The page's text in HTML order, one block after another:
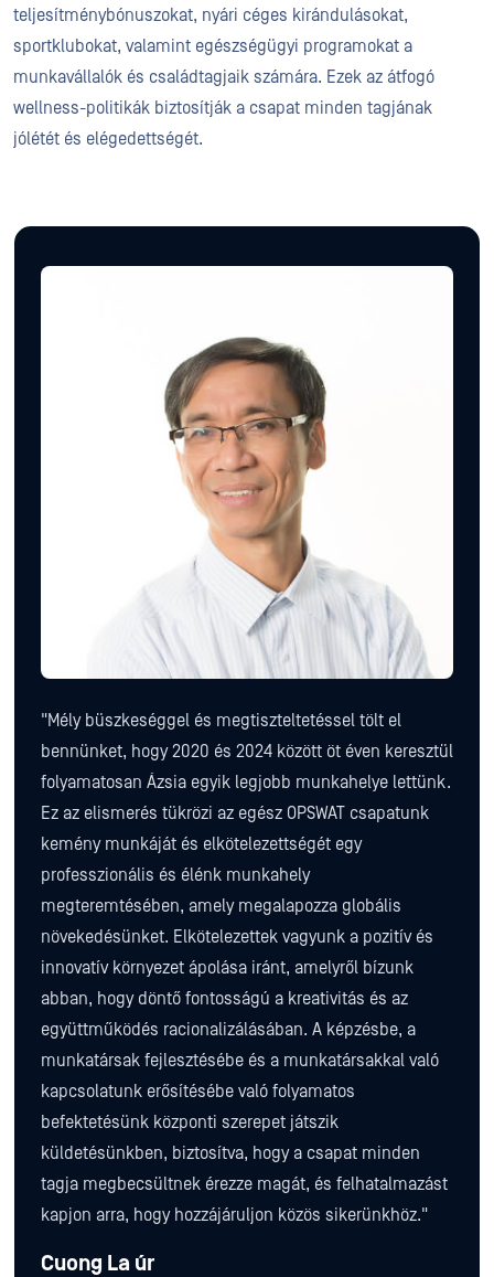
teljesítménybónuszokat, nyári céges kirándulásokat,
sportklubokat, valamint egészségügyi programokat a
munkavállalók és családtagjaik számára. Ezek az átfogó
wellness-politikák biztosítják a csapat minden tagjának
jólétét és elégedettségét.
"Mély büszkeséggel és megtiszteltetéssel tölt el
bennünket, hogy 2020 és 2024 között öt éven keresztül
folyamatosan Ázsia egyik legjobb munkahelye lettünk.
Ez az elismerés tükrözi az egész OPSWAT csapatunk
kemény munkáját és elkötelezettségét egy
professzionális és élénk munkahely
megteremtésében, amely megalapozza globális
növekedésünket. Elkötelezettek vagyunk a pozitív és
innovatív környezet ápolása iránt, amelyről bízunk
abban, hogy döntő fontosságú a kreativitás és az
együttműködés racionalizálásában. A képzésbe, a
munkatársak fejlesztésébe és a munkatársakkal való
kapcsolatunk erősítésébe való folyamatos
befektetésünk központi szerepet játszik
küldetésünkben, biztosítva, hogy a csapat minden
tagja megbecsültnek érezze magát, és felhatalmazást
kapjon arra, hogy hozzájáruljon közös sikerünkhöz."
Cuong La úr